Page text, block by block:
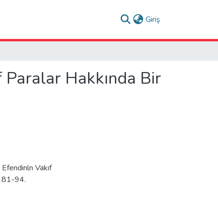
Giriş
Paralar Hakkında Bir
Vakıf
81-94.